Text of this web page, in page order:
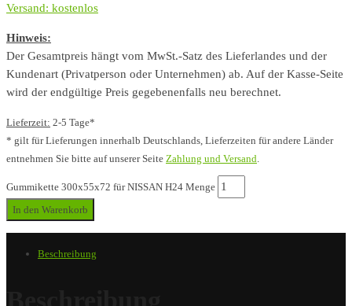
Versand: kostenlos
Hinweis:
Der Gesamtpreis hängt vom MwSt.-Satz des Lieferlandes und der
Kundenart (Privatperson oder Unternehmen) ab. Auf der Kasse-Seite
wird der endgültige Preis gegebenenfalls neu berechnet.
Lieferzeit: 2-5 Tage*
* gilt für Lieferungen innerhalb Deutschlands, Lieferzeiten für andere Länder
entnehmen Sie bitte auf unserer Seite Zahlung und Versand
Gummikette 300x55x72 für NISSAN H24 Menge
In den Warenkorb
Beschreibung